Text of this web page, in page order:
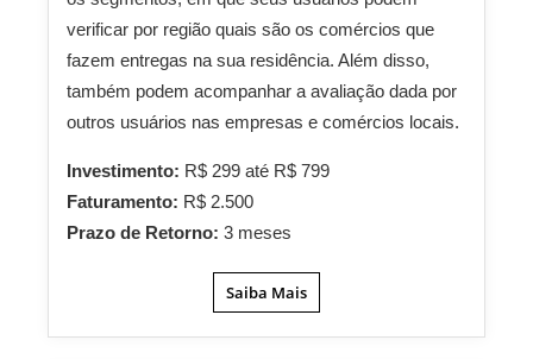
verificar por região quais são os comércios que
fazem entregas na sua residência. Além disso,
também podem acompanhar a avaliação dada por
outros usuários nas empresas e comércios locais.
Investimento: R$ 299 até R$ 799
Faturamento: R$ 2.500
Prazo de Retorno: 3 meses
Saiba Mais